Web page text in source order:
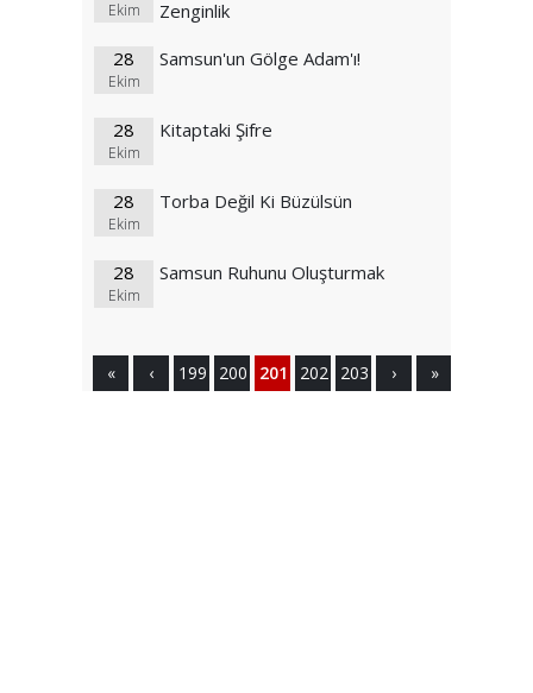
Ekim
Zenginlik
28
Ekim
Samsun'un Gölge Adam'ı!
28
Ekim
Kitaptaki Şifre
28
Ekim
Torba Değil Ki Büzülsün
28
Ekim
Samsun Ruhunu Oluşturmak
« ‹ 199 200 201 202 203 › »